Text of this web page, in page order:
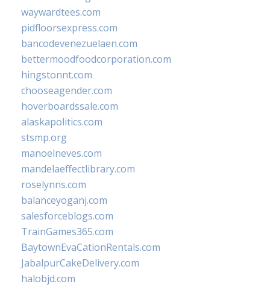
waywardtees.com
pidfloorsexpress.com
bancodevenezuelaen.com
bettermoodfoodcorporation.com
hingstonnt.com
chooseagender.com
hoverboardssale.com
alaskapolitics.com
stsmp.org
manoelneves.com
mandelaeffectlibrary.com
roselynns.com
balanceyoganj.com
salesforceblogs.com
TrainGames365.com
BaytownEvaCationRentals.com
JabalpurCakeDelivery.com
halobjd.com